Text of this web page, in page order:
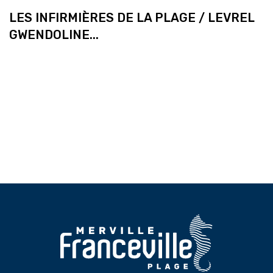
LES INFIRMIÈRES DE LA PLAGE / LEVREL
GWENDOLINE...